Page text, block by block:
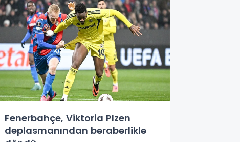
Fenerbahçe, Viktoria Plzen
deplasmanından beraberlikle